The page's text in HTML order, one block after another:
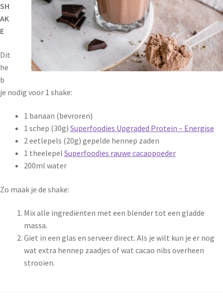
SH
AK
E
Dit
he
b
je nodig voor 1 shake:
1 banaan (bevroren)
1 schep (30g) Superfoodies Upgraded Protein – Energise
2 eetlepels (20g) gepelde hennep zaden
1 theelepel Superfoodies rauwe cacaopoeder
200ml water
Zo maak je de shake:
Mix alle ingrediënten met een blender tot een gladde
massa.
Giet in een glas en serveer direct. Als je wilt kun je er nog
wat extra hennep zaadjes of wat cacao nibs overheen
strooien.